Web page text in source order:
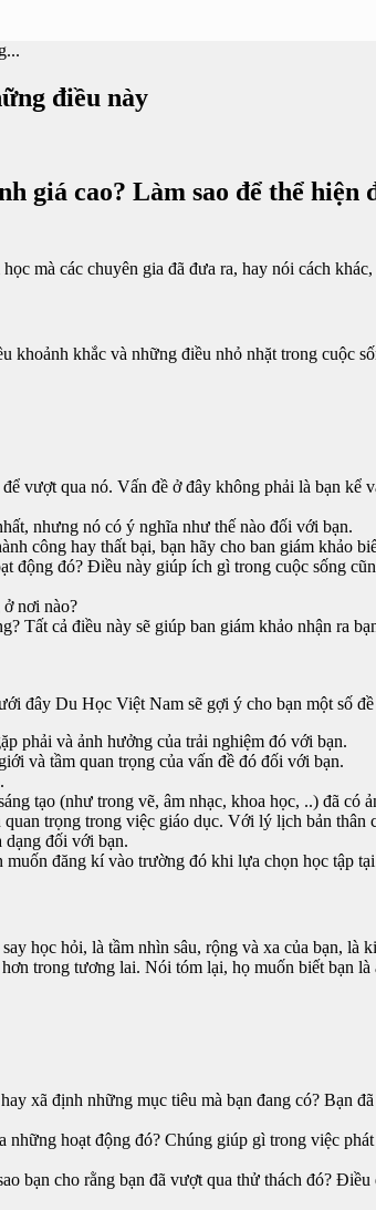
điều này
giá cao? Làm sao để thể
mà các chuyên gia đã đưa ra, hay nói cách
khắc và những điều nhỏ nhặt trong cuộc
vượt qua nó. Vấn đề ở đây không phải là bạn
nhưng nó có ý nghĩa như thế nào đối với bạn.
công hay thất bại, bạn hãy cho ban giám khảo
động đó? Điều này giúp ích gì trong cuộc sống
nơi nào?
Tất cả điều này sẽ giúp ban giám khảo nhận ra
đây Du Học Việt Nam sẽ gợi ý cho bạn một số
phải và ảnh hưởng của trải nghiệm đó với bạn.
và tầm quan trọng của vấn đề đó đối với bạn.
tạo (như trong vẽ, âm nhạc, khoa học, ..) đã có
trọng trong việc giáo dục. Với lý lịch bản thân
dạng đối với bạn.
đăng kí vào trường đó khi lựa chọn học tập
học hỏi, là tầm nhìn sâu, rộng và xa của bạn,
trong tương lai. Nói tóm lại, họ muốn biết bạn
xã định những mục tiêu mà bạn đang có? Bạn
hoạt động đó? Chúng giúp gì trong việc
bạn cho rằng bạn đã vượt qua thử thách đó?